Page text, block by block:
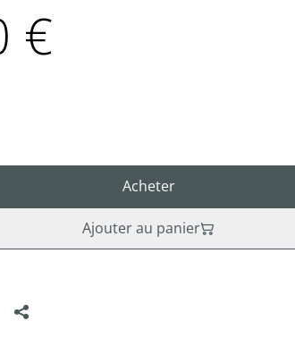
€
Acheter
Ajouter au panier